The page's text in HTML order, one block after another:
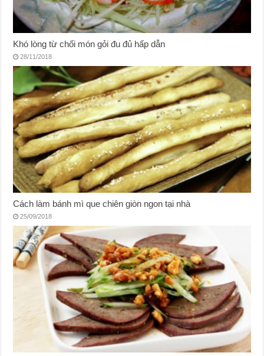
Khó lòng từ chối món gỏi đu đủ hấp dẫn
28/11/2018
Cách làm bánh mì que chiên giòn ngon tại nhà
25/09/2018